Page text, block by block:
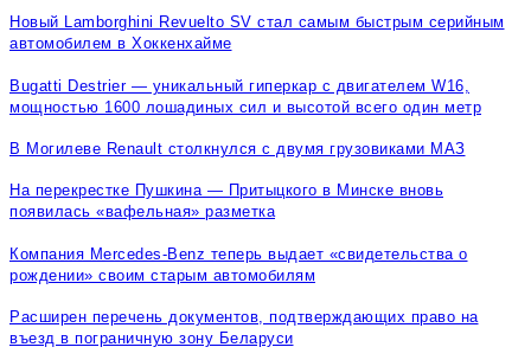
Новый Lamborghini Revuelto SV стал самым быстрым серийным
автомобилем в Хоккенхайме
Bugatti Destrier — уникальный гиперкар с двигателем W16,
мощностью 1600 лошадиных сил и высотой всего один метр
В Могилеве Renault столкнулся с двумя грузовиками МАЗ
На перекрестке Пушкина — Притыцкого в Минске вновь
появилась «вафельная» разметка
Компания Mercedes-Benz теперь выдает «свидетельства о
рождении» своим старым автомобилям
Расширен перечень документов, подтверждающих право на
въезд в пограничную зону Беларуси